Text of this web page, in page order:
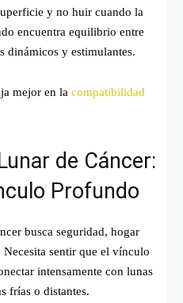
y no huir cuando la
encuentra equilibrio entre
dinámicos y estimulantes.
mejor en la compatibilidad
de Cáncer:
Profundo
busca seguridad, hogar
sentir que el vínculo
intensamente con lunas
frías o distantes.